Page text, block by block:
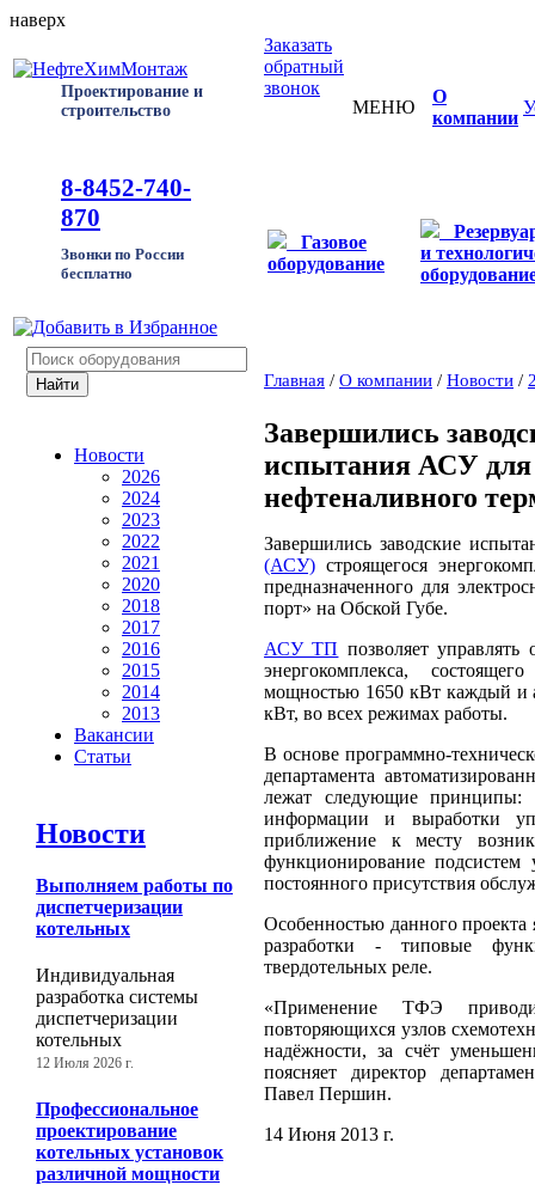
наверх
Проектирование и
строительство
8-8452-740-
870
Звонки по России
бесплатно
Заказать
обратный
звонок
МЕНЮ
О
компании
Газовое
оборудование
и
Новости
2026
2024
2023
2022
2021
2020
2018
2017
2016
2015
2014
2013
Вакансии
Статьи
Новости
Выполняем работы по
диспетчеризации
котельных
Индивидуальная
разработка системы
диспетчеризации
котельных
12 Июля 2026 г.
Профессиональное
проектирование
котельных установок
различной мощности
Главная / О компании / Новости /
Завершились
испытания АСУ для
нефтеналивного
Завершились заводские
(АСУ) строящегося
предназначенного для
порт» на Обской Губе.
АСУ ТП позволяет
энергокомплекса,
мощностью 1650 кВт каждый и
кВт, во всех режимах работы.
В основе программно-
департамента
лежат следующие принципы:
информации и выработки
приближение к месту
функционирование подсистем
постоянного присутствия
Особенностью данного проекта
разработки - типовые
твердотельных реле.
«Применение ТФЭ
повторяющихся узлов
надёжности, за счёт
поясняет директор
Павел Першин.
14 Июня 2013 г.